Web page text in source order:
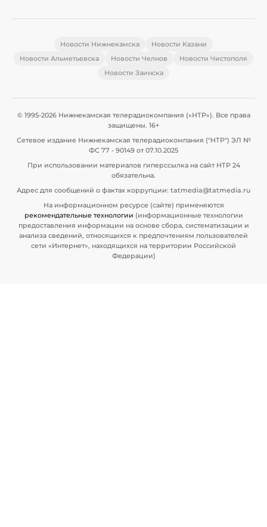
Новости Нижнекамска
Новости Казани
Новости Альметьевска
Новости Челнов
Новости Чистополя
Новости Заинска
© 1995-2026 Нижнекамская телерадиокомпания («НТР»). Все права
защищены. 16+
Сетевое издание Нижнекамская телерадиокомпания ("НТР") ЭЛ №
ФС 77 - 90149 от 07.10.2025
При использовании материалов гиперссылка на сайт НТР 24
обязательна.
Адрес для сообщений о фактах коррупции: tatmedia@tatmedia.ru
На информационном ресурсе (сайте) применяются
рекомендательные технологии (информационные технологии
предоставления информации на основе сбора, систематизации и
анализа сведений, относящихся к предпочтениям пользователей
сети «Интернет», находящихся на территории Российской
Федерации)